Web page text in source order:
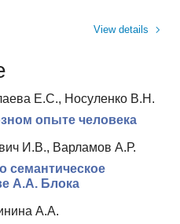
View details
Е.С., Носуленко В.Н.
опыте человека
И.В., Варламов А.Р.
семантическое
А.А. Блока
А.А.